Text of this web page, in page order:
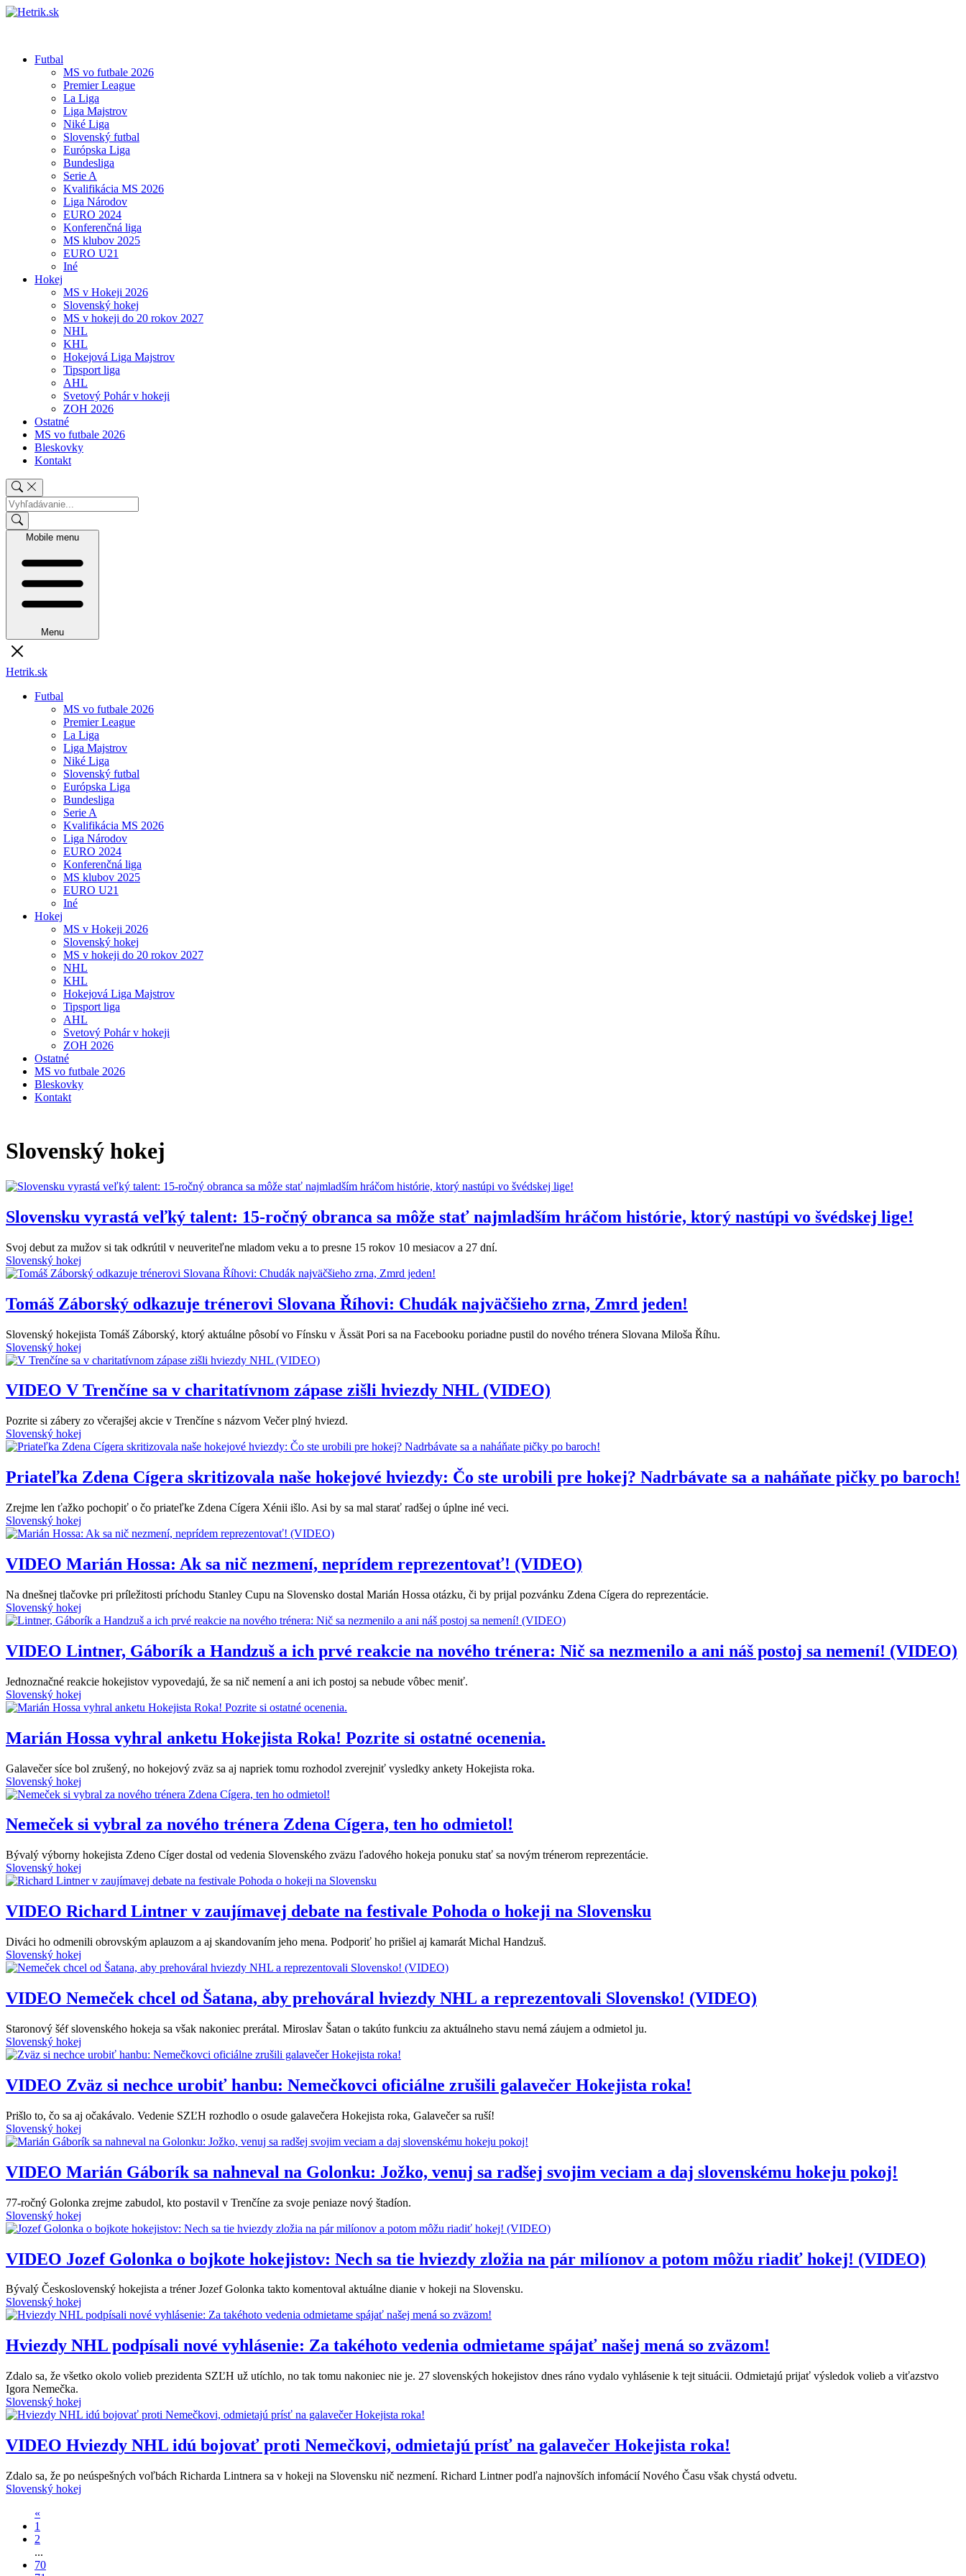
Futbal
MS vo futbale 2026
Premier League
La Liga
Liga Majstrov
Niké Liga
Slovenský futbal
Európska Liga
Bundesliga
Serie A
Kvalifikácia MS 2026
Liga Národov
EURO 2024
Konferenčná liga
MS klubov 2025
EURO U21
Iné
Hokej
MS v Hokeji 2026
Slovenský hokej
MS v hokeji do 20 rokov 2027
NHL
KHL
Hokejová Liga Majstrov
Tipsport liga
AHL
Svetový Pohár v hokeji
ZOH 2026
Ostatné
MS vo futbale 2026
Bleskovky
Kontakt
Mobile menu
Menu
Hetrik.sk
Futbal
MS vo futbale 2026
Premier League
La Liga
Liga Majstrov
Niké Liga
Slovenský futbal
Európska Liga
Bundesliga
Serie A
Kvalifikácia MS 2026
Liga Národov
EURO 2024
Konferenčná liga
MS klubov 2025
EURO U21
Iné
Hokej
MS v Hokeji 2026
Slovenský hokej
MS v hokeji do 20 rokov 2027
NHL
KHL
Hokejová Liga Majstrov
Tipsport liga
AHL
Svetový Pohár v hokeji
ZOH 2026
Ostatné
MS vo futbale 2026
Bleskovky
Kontakt
Slovenský hokej
Slovensku vyrastá veľký talent: 15-ročný obranca sa môže stať najmladším hráčom histórie, ktorý nastúpi vo švédskej lige!
Svoj debut za mužov si tak odkrútil v neuveriteľne mladom veku a to presne 15 rokov 10 mesiacov a 27 dní.
Slovenský hokej
Tomáš Záborský odkazuje trénerovi Slovana Říhovi: Chudák najväčšieho zrna, Zmrd jeden!
Slovenský hokejista Tomáš Záborský, ktorý aktuálne pôsobí vo Fínsku v Ässät Pori sa na Facebooku poriadne pustil do nového trénera Slovana Miloša Říhu.
Slovenský hokej
VIDEO V Trenčíne sa v charitatívnom zápase zišli hviezdy NHL (VIDEO)
Pozrite si zábery zo včerajšej akcie v Trenčíne s názvom Večer plný hviezd.
Slovenský hokej
Priateľka Zdena Cígera skritizovala naše hokejové hviezdy: Čo ste urobili pre hokej? Nadrbávate sa a naháňate pičky po baroch!
Zrejme len ťažko pochopiť o čo priateľke Zdena Cígera Xénii išlo. Asi by sa mal starať radšej o úplne iné veci.
Slovenský hokej
VIDEO Marián Hossa: Ak sa nič nezmení, neprídem reprezentovať! (VIDEO)
Na dnešnej tlačovke pri príležitosti príchodu Stanley Cupu na Slovensko dostal Marián Hossa otázku, či by prijal pozvánku Zdena Cígera do reprezentácie.
Slovenský hokej
VIDEO Lintner, Gáborík a Handzuš a ich prvé reakcie na nového trénera: Nič sa nezmenilo a ani náš postoj sa nemení! (VIDEO)
Jednoznačné reakcie hokejistov vypovedajú, že sa nič nemení a ani ich postoj sa nebude vôbec meniť.
Slovenský hokej
Marián Hossa vyhral anketu Hokejista Roka! Pozrite si ostatné ocenenia.
Galavečer síce bol zrušený, no hokejový zväz sa aj napriek tomu rozhodol zverejniť vysledky ankety Hokejista roka.
Slovenský hokej
Nemeček si vybral za nového trénera Zdena Cígera, ten ho odmietol!
Bývalý výborny hokejista Zdeno Cíger dostal od vedenia Slovenského zväzu ľadového hokeja ponuku stať sa novým trénerom reprezentácie.
Slovenský hokej
VIDEO Richard Lintner v zaujímavej debate na festivale Pohoda o hokeji na Slovensku
Diváci ho odmenili obrovským aplauzom a aj skandovaním jeho mena. Podporiť ho prišiel aj kamarát Michal Handzuš.
Slovenský hokej
VIDEO Nemeček chcel od Šatana, aby prehováral hviezdy NHL a reprezentovali Slovensko! (VIDEO)
Staronový šéf slovenského hokeja sa však nakoniec prerátal. Miroslav Šatan o takúto funkciu za aktuálneho stavu nemá záujem a odmietol ju.
Slovenský hokej
VIDEO Zväz si nechce urobiť hanbu: Nemečkovci oficiálne zrušili galavečer Hokejista roka!
Prišlo to, čo sa aj očakávalo. Vedenie SZĽH rozhodlo o osude galavečera Hokejista roka, Galavečer sa ruší!
Slovenský hokej
VIDEO Marián Gáborík sa nahneval na Golonku: Jožko, venuj sa radšej svojim veciam a daj slovenskému hokeju pokoj!
77-ročný Golonka zrejme zabudol, kto postavil v Trenčíne za svoje peniaze nový štadíon.
Slovenský hokej
VIDEO Jozef Golonka o bojkote hokejistov: Nech sa tie hviezdy zložia na pár milíonov a potom môžu riadiť hokej! (VIDEO)
Bývalý Československý hokejista a tréner Jozef Golonka takto komentoval aktuálne dianie v hokeji na Slovensku.
Slovenský hokej
Hviezdy NHL podpísali nové vyhlásenie: Za takéhoto vedenia odmietame spájať našej mená so zväzom!
Zdalo sa, že všetko okolo volieb prezidenta SZĽH už utíchlo, no tak tomu nakoniec nie je. 27 slovenských hokejistov dnes ráno vydalo vyhlásenie k tejt situácii. Odmietajú prijať výsledok volieb a viťazstvo
Igora Nemečka.
Slovenský hokej
VIDEO Hviezdy NHL idú bojovať proti Nemečkovi, odmietajú prísť na galavečer Hokejista roka!
Zdalo sa, že po neúspešných voľbách Richarda Lintnera sa v hokeji na Slovensku nič nezmení. Richard Lintner podľa najnovších infomácií Nového Času však chystá odvetu.
Slovenský hokej
«
1
2
...
70